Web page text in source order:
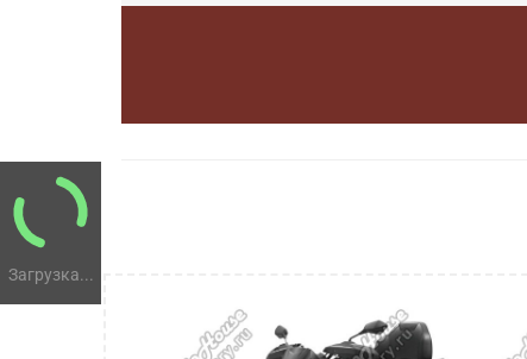
Загрузка...